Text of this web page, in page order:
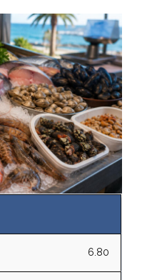
6.80